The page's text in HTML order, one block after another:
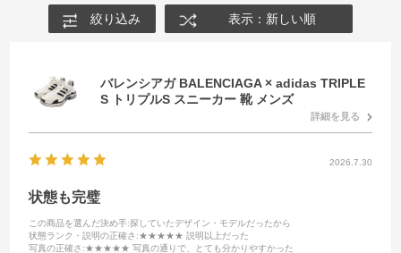
絞り込み 表示：新しい順
バレンシアガ BALENCIAGA × adidas TRIPLE
S トリプルS スニーカー 靴 メンズ
詳細を見る
2026.7.30
状態も完璧
この商品を選んだ決め手:探していたデザイン・モデルだったから
状態ランク・説明の正確さ :★★★★★ 説明以上だった
写真の正確さ :★★★★★ 写真の通りで、とても分かりやすかった